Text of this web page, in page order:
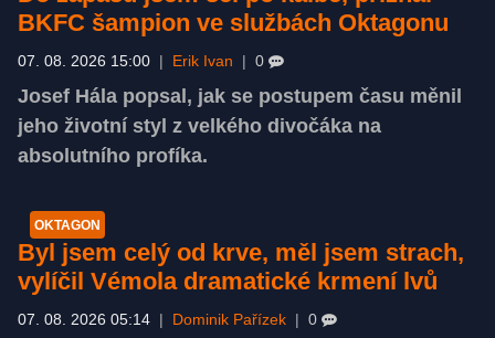
BKFC šampion ve službách Oktagonu
07. 08. 2026 15:00 Erik Ivan 0
Josef Hála popsal, jak se postupem času měnil
jeho životní styl z velkého divočáka na
absolutního profíka.
OKTAGON
Byl jsem celý od krve, měl jsem strach,
vylíčil Vémola dramatické krmení lvů
07. 08. 2026 05:14 Dominik Pařízek 0